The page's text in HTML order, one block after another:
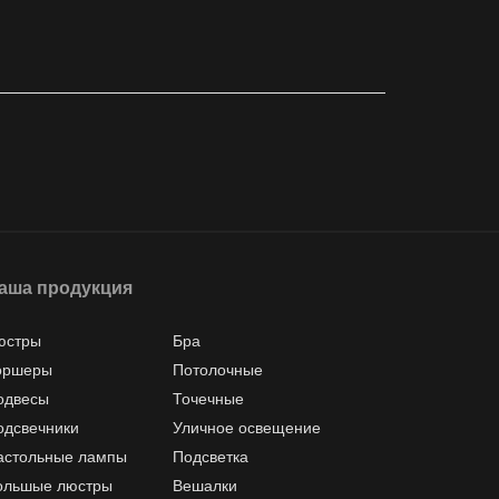
продукция
Бра
Потолочные
Точечные
Уличное освещение
лампы
Подсветка
люстры
Вешалки